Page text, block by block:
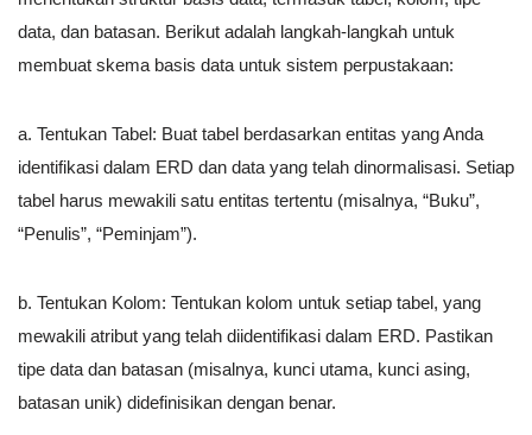
data, dan batasan. Berikut adalah langkah-langkah untuk
membuat skema basis data untuk sistem perpustakaan:
a. Tentukan Tabel: Buat tabel berdasarkan entitas yang Anda
identifikasi dalam ERD dan data yang telah dinormalisasi. Setiap
tabel harus mewakili satu entitas tertentu (misalnya, “Buku”,
“Penulis”, “Peminjam”).
b. Tentukan Kolom: Tentukan kolom untuk setiap tabel, yang
mewakili atribut yang telah diidentifikasi dalam ERD. Pastikan
tipe data dan batasan (misalnya, kunci utama, kunci asing,
batasan unik) didefinisikan dengan benar.